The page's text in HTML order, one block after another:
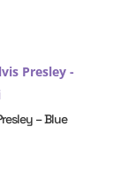
– Blue